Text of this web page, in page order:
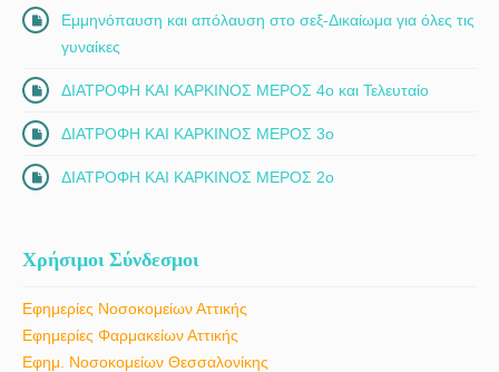
Εμμηνόπαυση και απόλαυση στο σεξ-Δικαίωμα για όλες τις
γυναίκες
ΔΙΑΤΡΟΦΗ ΚΑΙ ΚΑΡΚΙΝΟΣ ΜΕΡΟΣ 4ο και Τελευταίο
ΔΙΑΤΡΟΦΗ ΚΑΙ ΚΑΡΚΙΝΟΣ ΜΕΡΟΣ 3ο
ΔΙΑΤΡΟΦΗ ΚΑΙ ΚΑΡΚΙΝΟΣ ΜΕΡΟΣ 2ο
Χρήσιμοι Σύνδεσμοι
Εφημερίες Νοσοκομείων Αττικής
Εφημερίες Φαρμακείων Αττικής
Εφημ. Νοσοκομείων Θεσσαλονίκης